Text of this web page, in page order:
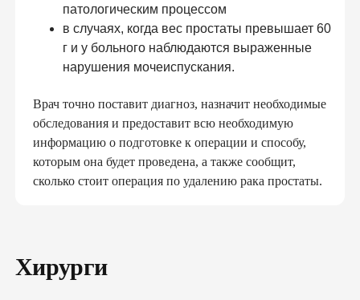
патологическим процессом
в случаях, когда вес простаты превышает 60
г и у больного наблюдаются выраженные
нарушения мочеиспускания.
Врач точно поставит диагноз, назначит необходимые
обследования и предоставит всю необходимую
информацию о подготовке к операции и способу,
которым она будет проведена, а также сообщит,
сколько стоит операция по удалению рака простаты.
Хирурги
ПОДПИШИ ДЕКЛАРАЦИЮ С
СЕМЕЙНЫМ ДОКТОРОМ И ПОЛУЧИ
БЕСПЛАТНО:
консультации семейного доктора, педиатра,
базовые анализы
справки и больничные
электронные направления
«доступное лекарство»